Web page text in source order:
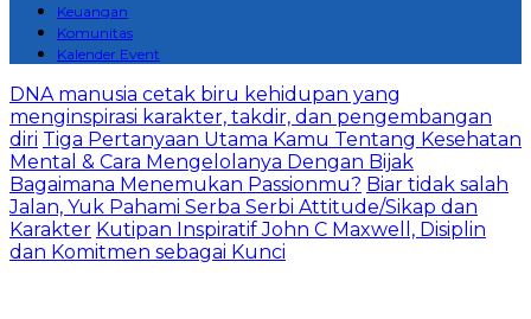
Keuangan
Komunitas
Kalender Event
DNA manusia cetak biru kehidupan yang
menginspirasi karakter, takdir, dan pengembangan
diri Tiga Pertanyaan Utama Kamu Tentang Kesehatan
Mental & Cara Mengelolanya Dengan Bijak
Bagaimana Menemukan Passionmu? Biar tidak salah
Jalan, Yuk Pahami Serba Serbi Attitude/Sikap dan
Karakter Kutipan Inspiratif John C Maxwell, Disiplin
dan Komitmen sebagai Kunci